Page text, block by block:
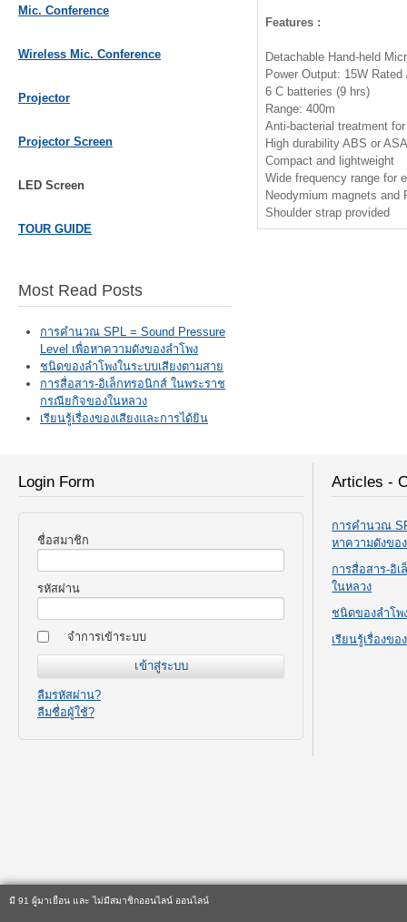
Mic. Conference
Wireless Mic. Conference
Projector
Projector Screen
LED Screen
TOUR GUIDE
Most Read Posts
การคำนวณ SPL = Sound Pressure
Level เพื่อหาความดังของลำโพง
ชนิดของลำโพงในระบบเสียงตามสาย
การสื่อสาร-อิเล็กทรอนิกส์ ในพระราช
กรณียกิจของในหลวง
เรียนรู้เรื่องของเสียงและการได้ยิน
Features :
Detachable Hand-held
Power Output: 15W
6 C batteries (9 hrs)
Range: 400m
Anti-bacterial treatment
High durability ABS or
Compact and lightweight
Wide frequency range for
Neodymium magnets and
Shoulder strap provided
Login Form
ชื่อสมาชิก
รหัสผ่าน
จำการเข้าระบบ
ลืมรหัสผ่าน?
ลืมชื่อผู้ใช้?
Articles -
การคำนวณ
หาความดังขอ
การสื่อสาร-อิ
ในหลวง
ชนิดของลำโพ
เรียนรู้เรื่องขอ
มี 91 ผู้มาเยือน และ ไม่มีสมาชิกออนไลน์ ออนไลน์